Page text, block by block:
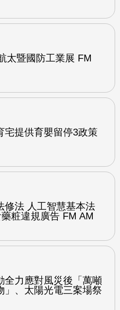
太暨國防工業展 FM
宅提供育嬰留停3政策
修法 人工智慧基本法
粧違規廣告 FM AM
全力應對風災後「萬噸
」、太陽光電三案場祭